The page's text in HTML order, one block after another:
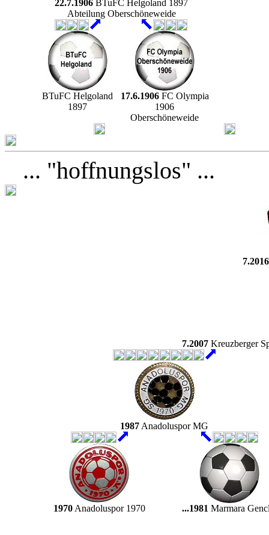
22.7.1906 BTuFC Helgoland 1897
Abteilung Oberschöneweide
BTuFC Helgoland
1897
17.6.1906 FC Olympia
1906
Oberschöneweide
... "hoffnungslos" ...
7.2007Kreuzberger
1987 Anadoluspor MG
1970Anadoluspor 1970 ...1981 Marmara